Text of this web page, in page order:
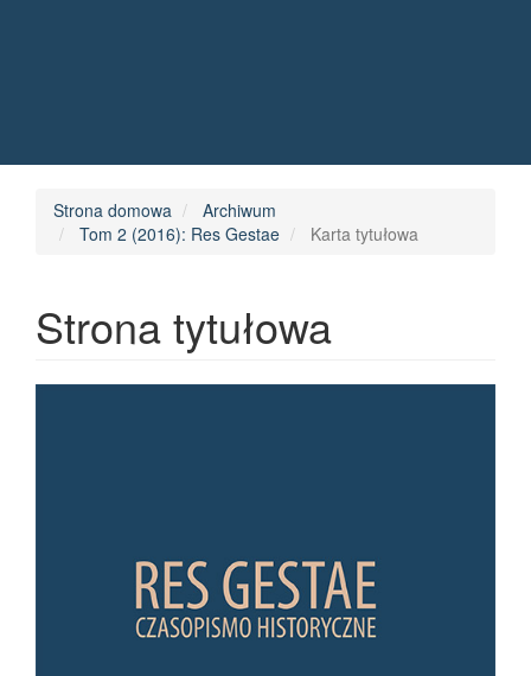
Main Content
Strona domowa
Archiwum
Tom 2 (2016): Res Gestae
Karta tytułowa
Strona tytułowa